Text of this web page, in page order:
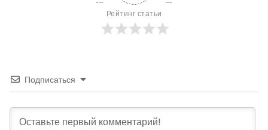
Рейтинг статьи
Подписаться